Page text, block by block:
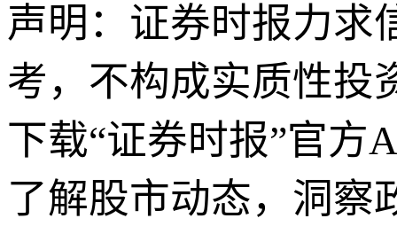
声明：证券时报力求
考，不构成实质性投
下载“证券时报”官方
了解股市动态，洞察